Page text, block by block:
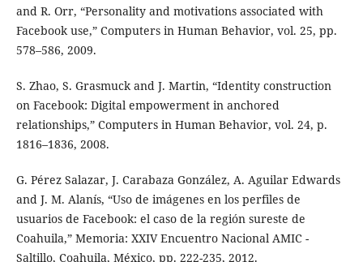
and R. Orr, “Personality and motivations associated with
Facebook use,” Computers in Human Behavior, vol. 25, pp.
578–586, 2009.
S. Zhao, S. Grasmuck and J. Martin, “Identity construction
on Facebook: Digital empowerment in anchored
relationships,” Computers in Human Behavior, vol. 24, p.
1816–1836, 2008.
G. Pérez Salazar, J. Carabaza González, A. Aguilar Edwards
and J. M. Alanís, “Uso de imágenes en los perfiles de
usuarios de Facebook: el caso de la región sureste de
Coahuila,” Memoria: XXIV Encuentro Nacional AMIC -
Saltillo, Coahuila, México, pp. 222-235, 2012.